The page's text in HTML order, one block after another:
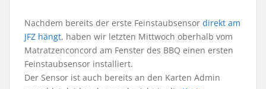
Nachdem bereits der erste Feinstaubsensor direkt am
JFZ hängt, haben wir letzten Mittwoch oberhalb vom
Matratzenconcord am Fenster des BBQ einen ersten
Feinstaubsensor installiert.
Der Sensor ist auch bereits an den Karten Admin